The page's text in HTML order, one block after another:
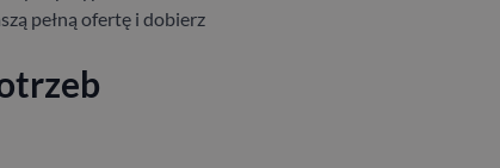
pełną ofertę i dobierz